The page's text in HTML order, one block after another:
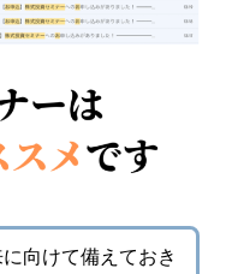
向けて備えておき